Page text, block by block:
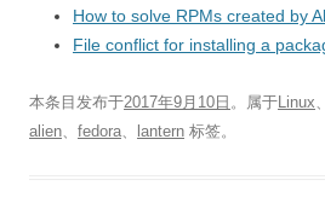
How to solve RPMs created by
File conflict for installing a
本条目发布于2017年9月10日 。属于Linux
alien
fedora lantern 标签。